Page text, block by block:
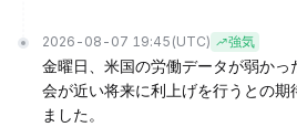
2026-08-07 19:45 (UTC) 強気
金曜日、米国の労働データが弱か
会が近い将来に利上げを行うとの期
ました。